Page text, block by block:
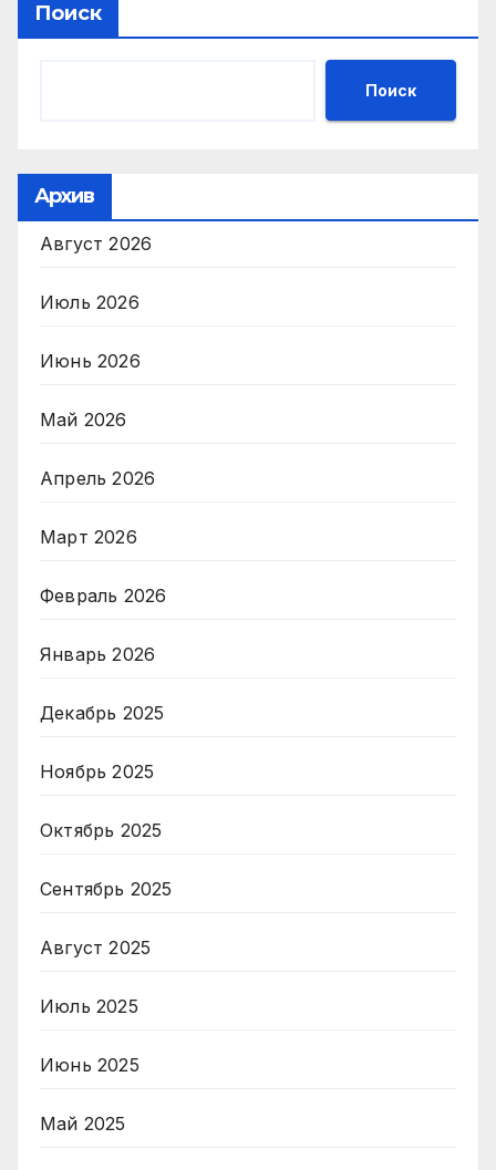
Поиск
Поиск
Архив
Август 2026
Июль 2026
Июнь 2026
Май 2026
Апрель 2026
Март 2026
Февраль 2026
Январь 2026
Декабрь 2025
Ноябрь 2025
Октябрь 2025
Сентябрь 2025
Август 2025
Июль 2025
Июнь 2025
Май 2025